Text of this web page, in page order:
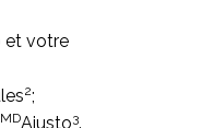
et votre
2;
MDAjusto3.